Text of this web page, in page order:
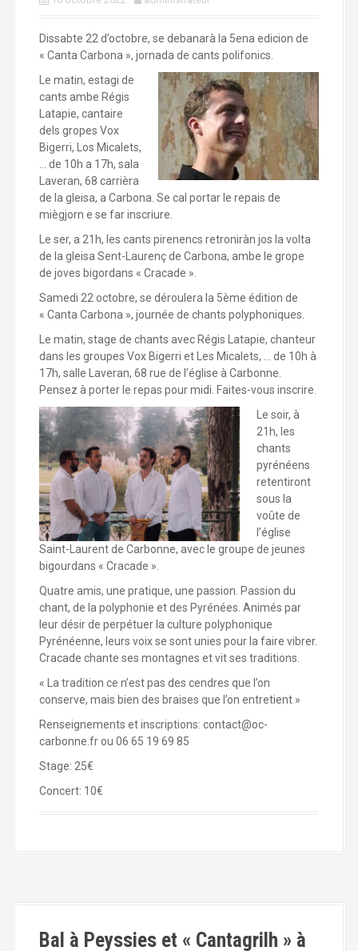
Dissabte 22 d’octobre, se debanarà la 5ena edicion de
« Canta Carbona », jornada de cants polifonics.
Le matin, estagi de
cants ambe Régis
Latapie, cantaire
dels gropes Vox
Bigerri, Los Micalets,
… de 10h a 17h, sala
Laveran, 68 carrièra
de la gleisa, a Carbona. Se cal portar le repais de
miègjorn e se far inscriure.
Le ser, a 21h, les cants pirenencs retroniràn jos la volta
de la gleisa Sent-Laurenç de Carbona, ambe le grope
de joves bigordans « Cracade ».
Samedi 22 octobre, se déroulera la 5ème édition de
« Canta Carbona », journée de chants polyphoniques.
Le matin, stage de chants avec Régis Latapie, chanteur
dans les groupes Vox Bigerri et Les Micalets, … de 10h à
17h, salle Laveran, 68 rue de l’église à Carbonne.
Pensez à porter le repas pour midi. Faites-vous inscrire.
Le soir, à
21h, les
chants
pyrénéens
retentiront
sous la
voûte de
l’église
Saint-Laurent de Carbonne, avec le groupe de jeunes
bigourdans « Cracade ».
Quatre amis, une pratique, une passion. Passion du
chant, de la polyphonie et des Pyrénées. Animés par
leur désir de perpétuer la culture polyphonique
Pyrénéenne, leurs voix se sont unies pour la faire vibrer.
Cracade chante ses montagnes et vit ses traditions.
« La tradition ce n’est pas des cendres que l’on
conserve, mais bien des braises que l’on entretient »
Renseignements et inscriptions: contact@oc-
carbonne.frou 06 65 19 69 85
Stage: 25€
Concert: 10€
Bal à Peyssies et « Cantagrilh » à